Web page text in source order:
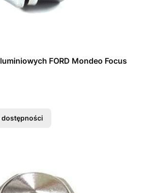
FORD Mondeo Focus
dostępności